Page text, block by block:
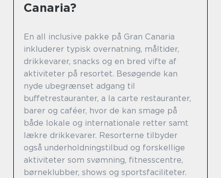
Canaria?
En all inclusive pakke på Gran Canaria
inkluderer typisk overnatning, måltider,
drikkevarer, snacks og en bred vifte af
aktiviteter på resortet. Besøgende kan
nyde ubegrænset adgang til
buffetrestauranter, a la carte restauranter,
barer og caféer, hvor de kan smage på
både lokale og internationale retter samt
lækre drikkevarer. Resorterne tilbyder
også underholdningstilbud og forskellige
aktiviteter som svømning, fitnesscentre,
børneklubber, shows og sportsfaciliteter.